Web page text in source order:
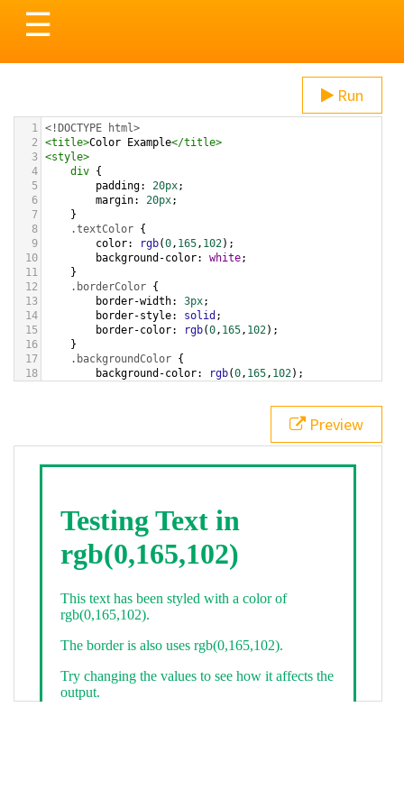
Toggle
navigation
☰
Run
1 <!DOCTYPE html>
2
<title>Color Example</title>
3 <style>
4
div {
5
padding: 20px;
6
margin: 20px;
7
}
8
.textColor {
9
color: rgb(0, 165, 102);
10
background-color: white;
11
}
12
.borderColor {
13
border-width: 3px;
14
border-style: solid ;
15
border-color: rgb(0, 165, 102);
16
}
17
.backgroundColor {
18
background-color: rgb(0, 165, 102);
bottom ,
white, rgb(0,165,102));
div class="textColor borderColor"
< h1>Testing Text in rgb(0,165,102)
Preview